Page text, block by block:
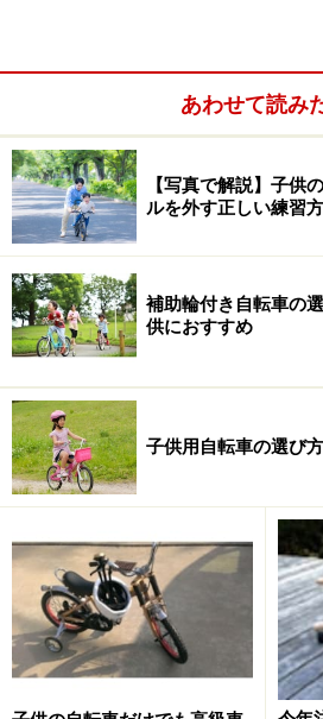
三輪車代わりに買うのもおすす
2歳から参加できるレース「ス
ランニングバイクの特長
2歳でも簡単に乗りこなせるのが、ラ
ペダルのない自転車（以後、ラン
ます）は、およそ2～5歳くらい
た、自転車型の乗り物。ペダルな
って蹴り進む乗り物です。この
らあったのですが、スタイリッシ
ことや、補助輪外しのトレーニン
も広まったことから、流行へとつ
「ペダルがなく蹴り進む乗り物
あわせて読み
【写真で解説】子供
ルを外す正しい練習
補助輪付き自転車の
供におすすめ
子供用自転車の選び